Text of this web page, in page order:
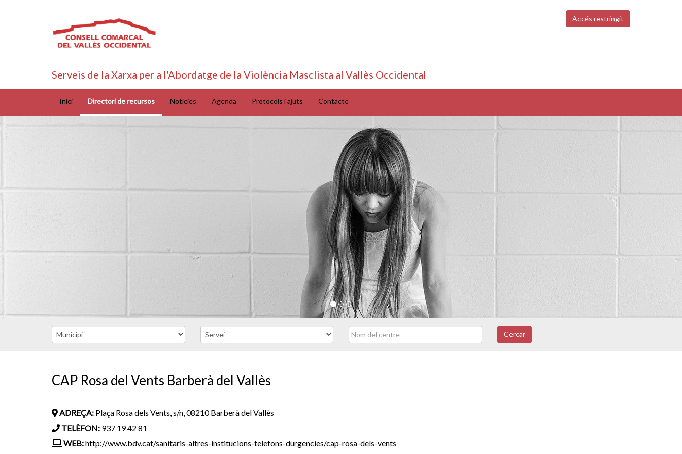
Accés restringit
Serveis de la Xarxa per a l'Abordatge de la Violència Masclista al Vallès Occidental
Inici Directori de recursos Notícies Agenda Protocols i ajuts Contacte
Cercar
CAP Rosa del Vents Barberà del Vallès
ADREÇA: Plaça Rosa dels Vents, s/n, 08210 Barberà del Vallès
TELÈFON: 937 19 42 81
WEB:http://www.bdv.cat/sanitaris-altres-institucions-telefons-durgencies/cap-rosa-dels-vents